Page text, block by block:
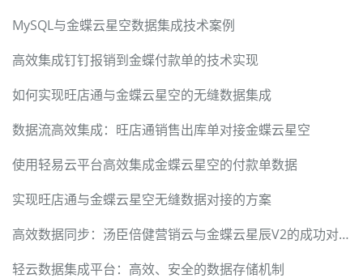
MySQL与金蝶云星空数据集成技术案例
高效集成钉钉报销到金蝶付款单的技术实现
如何实现旺店通与金蝶云星空的无缝数据集成
数据流高效集成：旺店通销售出库单对接金蝶云星空
使用轻易云平台高效集成金蝶云星空的付款单数据
实现旺店通与金蝶云星空无缝数据对接的方案
高效数据同步：汤臣倍健营销云与金蝶云星辰V2的成功对接
轻云数据集成平台：高效、安全的数据存储机制